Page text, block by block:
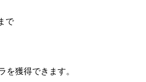
で
を獲得できます。